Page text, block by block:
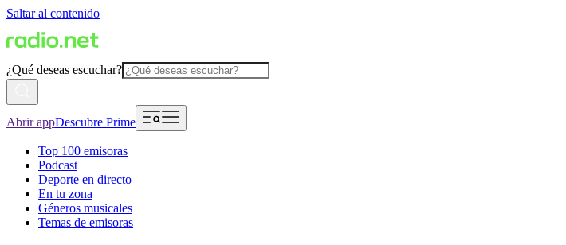
Saltar al contenido
¿Qué deseas escuchar?
Abrir appDescubre Prime
Top 100 emisoras
Podcast
Deporte en directo
En tu zona
Géneros musicales
Temas de emisoras